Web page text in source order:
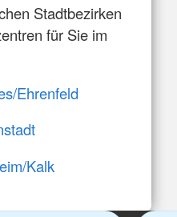
Stadtbezirken
für Sie im
Ehrenfeld
Kalk